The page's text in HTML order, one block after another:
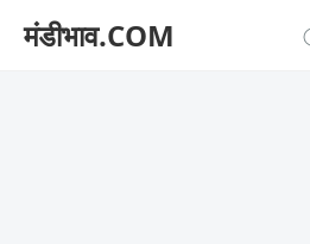
मंडीभाव.COM